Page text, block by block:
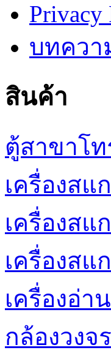
Privacy
บทควา
สินค้า
ตู้สาขาโ
เครื่องสแ
เครื่องสแ
เครื่องสแ
เครื่องอ่า
กล้องวงจ